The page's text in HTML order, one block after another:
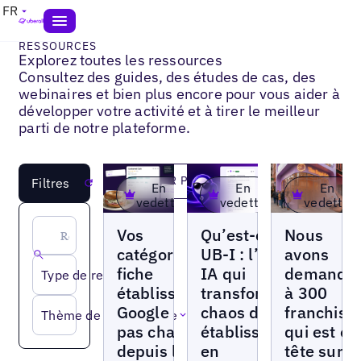
FR
RESSOURCES
Explorez toutes les ressources
Consultez des guides, des études de cas, des
webinaires et bien plus encore pour vous aider à
développer votre activité et à tirer le meilleur
parti de notre plateforme.
Filtres Réinitialiser
Type de ressource
Thème de la ressource
En
vedette
Vos
catégories de
fiche
établissement
Google n’ont
pas changé
depuis la
En
vedette
Qu’est-ce que
UB-I : l’agent
IA qui
transforme le
chaos des
établissements
en
En
vedette
Nous
avons
demandé
à 300
qui est en
tête sur
CHARGER PLUS